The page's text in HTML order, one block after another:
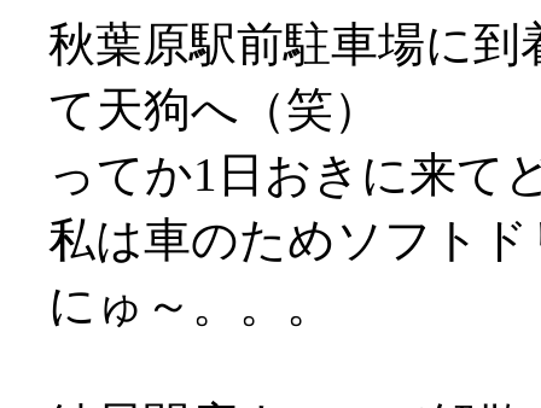
秋葉原駅前駐車場に
て天狗へ（笑）
ってか1日おきに来て
私は車のためソフト
にゅ～。。。